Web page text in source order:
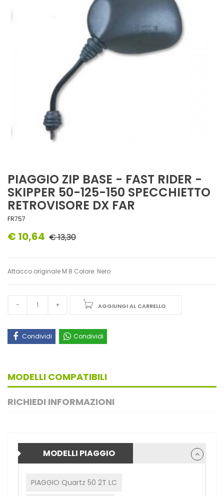
PIAGGIO ZIP BASE - FAST RIDER -
SKIPPER 50-125-150 SPECCHIETTO
RETROVISORE DX FAR
FR757
€ 10,64 € 13,30
Attacco originale M.8 Colore: Nero
AGGIUNGI AL CARRELLO
Condividi Condividi
MODELLI COMPATIBILI
RICHIEDI INFORMAZIONI
MODELLI PIAGGIO
PIAGGIO Quartz 50 2T LC